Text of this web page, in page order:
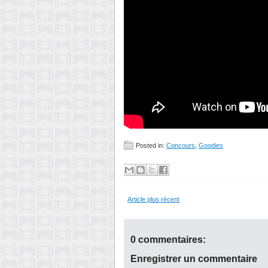
Posted in: Concours Goodies
Article plus récent
0 commentaires:
Enregistrer un commentaire